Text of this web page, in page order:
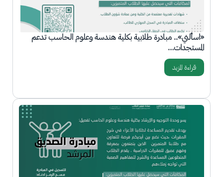
«اسألني».. مبادرة طلابية بكلية هندسة وعلوم الحاسب تدعم
المستجدات…
قراءة المزيد
الصورة